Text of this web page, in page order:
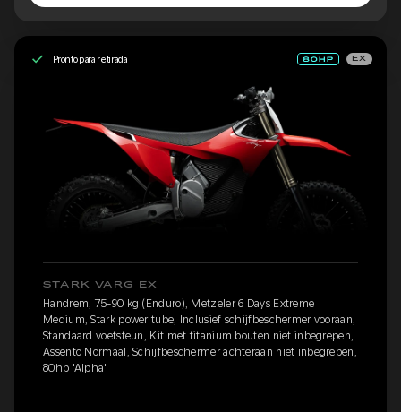
Pronto para retirada EX
STARK VARG EX
Handrem, 75-90 kg (Enduro), Metzeler 6 Days Extreme
Medium, Stark power tube, Inclusief schijfbeschermer vooraan,
Standaard voetsteun, Kit met titanium bouten niet inbegrepen,
Assento Normaal, Schijfbeschermer achteraan niet inbegrepen,
80hp 'Alpha'